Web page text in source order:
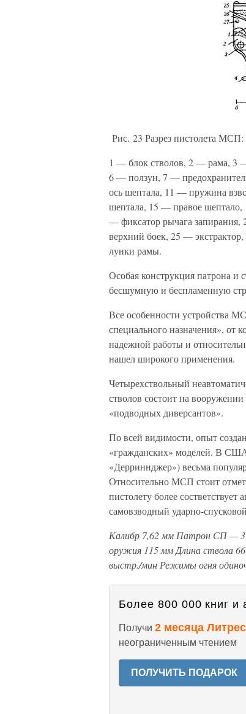
Рис. 23 Разрез пистолета МСП:
1 — блок стволов, 2 — рама, 3
6 — ползун, 7 —
ось шептала, 11 — пружина
шептала, 15 — правое
— фиксатор рычага
верхний боек, 25 —
лунки рамы.
Особая конструкция патрона и
бесшумную и беспламенную
Все особенности устройства
специального назначения», от
надежной работы и
нашел широкого применения.
Четырехствольный
стволов состоит на
«подводных диверсантов».
По всей видимости, опыт
«гражданских» моделей. В
«Дерриннджер») весьма
Относительно МСП стоит
пистолету более
самовзводный ударно-
Калибр 7,62 мм Патрон СП — 3
оружия 115 мм Длина ствола
выстр./мин Режимы огня
Более 800 000 книг и
Получи 2 месяца
неограниченным чтением
ПОЛУЧИТЬ ПОДАРОК